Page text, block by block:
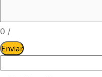
0 /
Enviar